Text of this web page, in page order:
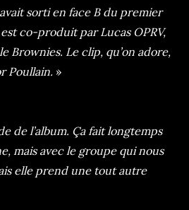
sorti en face B du premier
co-produit par Lucas OPRV,
Brownies. Le clip, qu’on adore,
Poullain. »
de l’album. Ça fait longtemps
mais avec le groupe qui nous
elle prend une tout autre